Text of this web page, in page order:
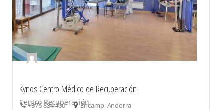
Kynos Centro Médico de Recuperación
Centro Recuperación
+376 834 460 Encamp, Andorra